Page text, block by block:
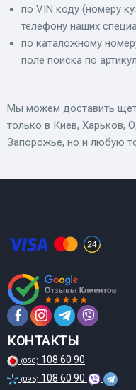
по VIN коду (номеру
телефону наших
по каталожному
поле поиска по
Мы можем доставить
только в Киев, Харьков,
Запорожье, но и любую
КОНТАКТЫ
(050) 108 60 90
(096) 108 60 90